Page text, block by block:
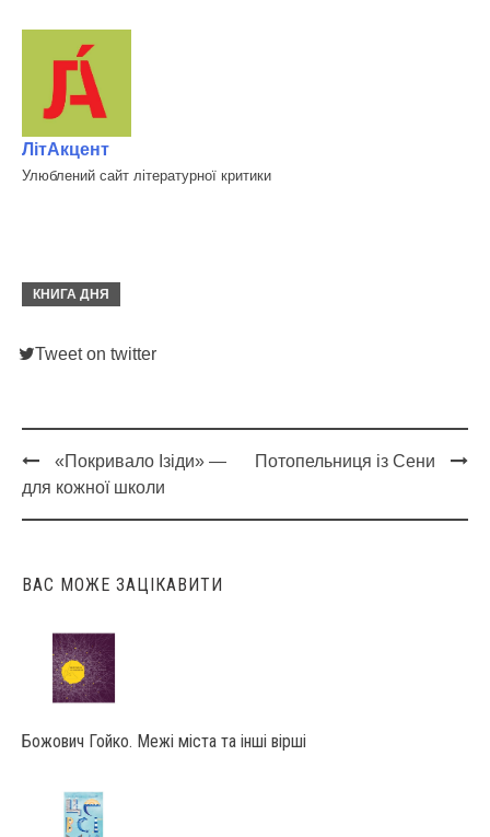
ЛітАкцент
Улюблений сайт літературної критики
КНИГА ДНЯ
Tweet on twitter
Post
navigation
«Покривало Ізіди» —
для кожної школи
Потопельниця із Сени
ВАС МОЖЕ ЗАЦІКАВИТИ
Божович Гойко. Межі міста та інші вірші